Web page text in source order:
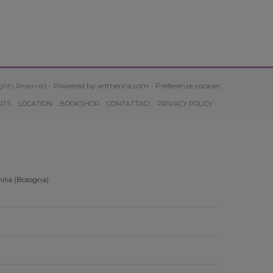
Reserved - Powered by antherica.com - Preferenze cookies
LOCATION BOOKSHOP CONTATTACI PRIVACY POLICY
(Bologna)